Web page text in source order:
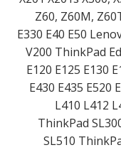
Z60, Z60M,
E330 E40 E50
V200 ThinkPad
E120 E125 E130
E430 E435 E520
L410 L412
ThinkPad
SL510